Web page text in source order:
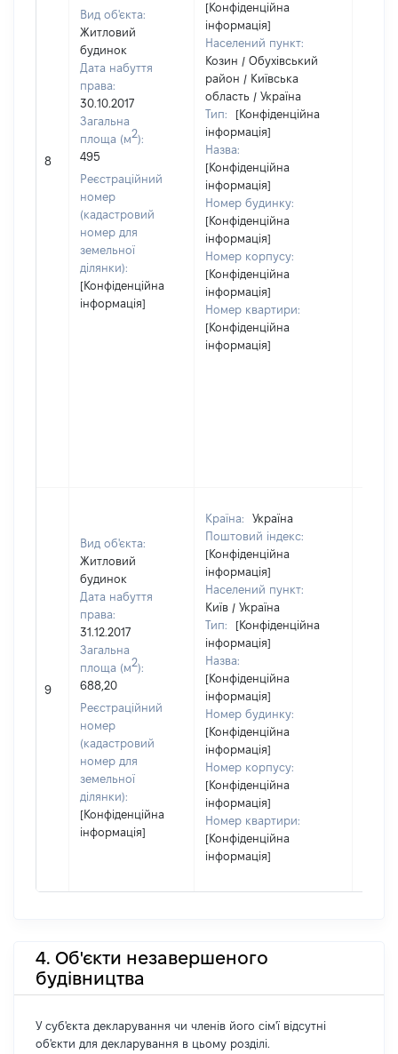
8
Вид об'єкта:
Житловий
будинок
Дата набуття
права:
30.10.2017
Загальна
площа (м2):
495
Реєстраційний
номер
(кадастровий
номер для
земельної
ділянки):
[Конфіденційна
інформація]
[Конфіденційна
інформація]
Населений пункт:
Козин / Обухівський
район / Київська
область / Україна
Тип:
[Конфіденційна
інформація]
Назва:
[Конфіденційна
інформація]
Номер будинку:
[Конфіденційна
інформація]
Номер корпусу:
[Конфіденційна
інформація]
Номер квартири:
[Конфіденційна
інформація]
9
Вид об'єкта:
Житловий
будинок
Дата набуття
права:
31.12.2017
Загальна
площа (м2):
688,20
Реєстраційний
номер
(кадастровий
номер для
земельної
ділянки):
[Конфіденційна
інформація]
Країна:
Україна
Поштовий індекс:
[Конфіденційна
інформація]
Населений пункт:
Київ / Україна
Тип:
[Конфіденційна
інформація]
Назва:
[Конфіденційна
інформація]
Номер будинку:
[Конфіденційна
інформація]
Номер корпусу:
[Конфіденційна
інформація]
Номер квартири:
[Конфіденційна
інформація]
4. Об'єкти незавершеного
будівництва
У суб'єкта декларування чи членів його сім'ї відсутні
об'єкти для декларування в цьому розділі.